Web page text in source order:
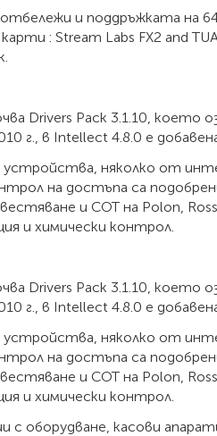
и поддръжката на
: Stream Labs FX2 and
Drivers Pack 3.1.10, което
г., в Intellect 4.8.0 е
устройства, няколко от
на достъпа са
и СОТ на Polon,
и химически контрол.
Drivers Pack 3.1.10, което
г., в Intellect 4.8.0 е
устройства, няколко от
на достъпа са
и СОТ на Polon,
и химически контрол.
с оборудване, касови